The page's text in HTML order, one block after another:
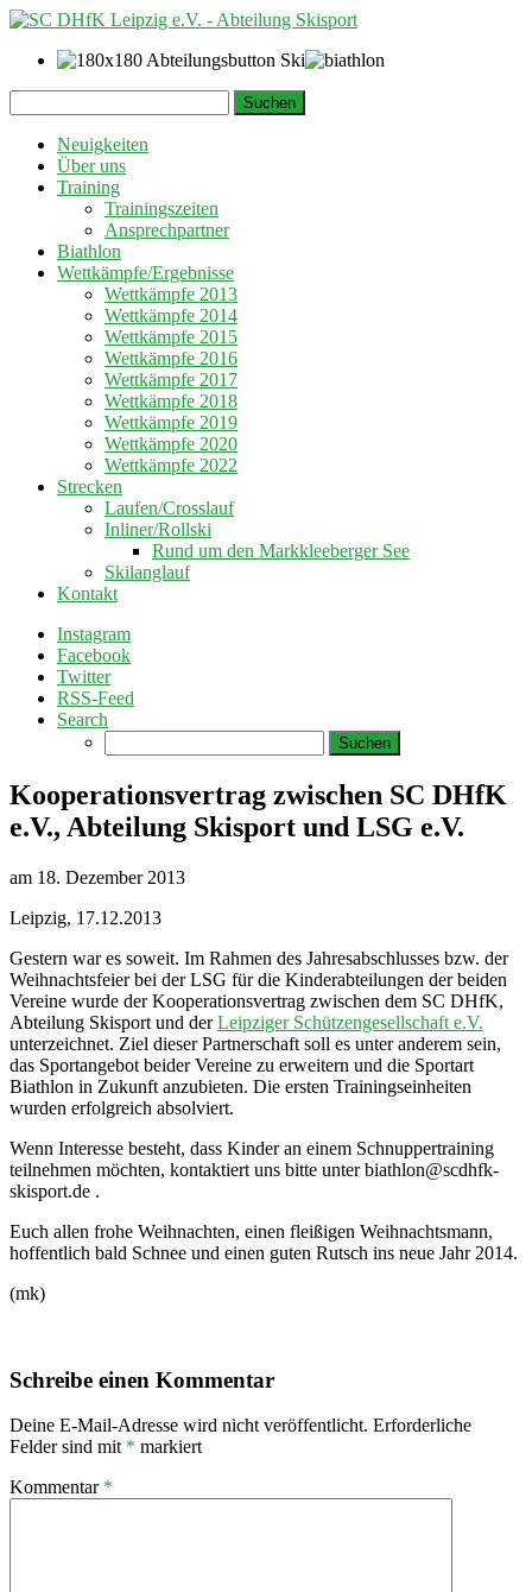
zum
Inhalt
nach:
Neuigkeiten
Über uns
Training
Trainingszeiten
Ansprechpartner
Biathlon
Wettkämpfe/Ergebnisse
Wettkämpfe 2013
Wettkämpfe 2014
Wettkämpfe 2015
Wettkämpfe 2016
Wettkämpfe 2017
Wettkämpfe 2018
Wettkämpfe 2019
Wettkämpfe 2020
Wettkämpfe 2022
Strecken
Laufen/Crosslauf
Inliner/Rollski
Rund um den Markkleeberger See
Skilanglauf
Kontakt
Instagram
Facebook
Twitter
RSS-Feed
Search
nach:
Kooperationsvertrag zwischen SC DHfK
e.V., Abteilung Skisport und LSG e.V.
am 18. Dezember 2013
Leipzig, 17.12.2013
Gestern war es soweit. Im Rahmen des Jahresabschlusses bzw. der
Weihnachtsfeier bei der LSG für die Kinderabteilungen der beiden
Vereine wurde der Kooperationsvertrag zwischen dem SC DHfK,
Abteilung Skisport und derLeipziger Schützengesellschaft e.V.
unterzeichnet. Ziel dieser Partnerschaft soll es unter anderem sein,
das Sportangebot beider Vereine zu erweitern und die Sportart
Biathlon in Zukunft anzubieten. Die ersten Trainingseinheiten
wurden erfolgreich absolviert.
Wenn Interesse besteht, dass Kinder an einem Schnuppertraining
teilnehmen möchten, kontaktiert uns bitte unter biathlon@scdhfk-
skisport.de .
Euch allen frohe Weihnachten, einen fleißigen Weihnachtsmann,
hoffentlich bald Schnee und einen guten Rutsch ins neue Jahr 2014.
(mk)
Schreibe einen Kommentar
Deine E-Mail-Adresse wird nicht veröffentlicht. Erforderliche
Felder sind mit * markiert
Kommentar *